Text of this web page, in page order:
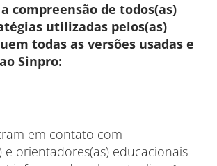
compreensão de todos(as)
utilizadas pelos(as)
todas as versões usadas e
Sinpro:
em contato com
e orientadores(as) educacionais